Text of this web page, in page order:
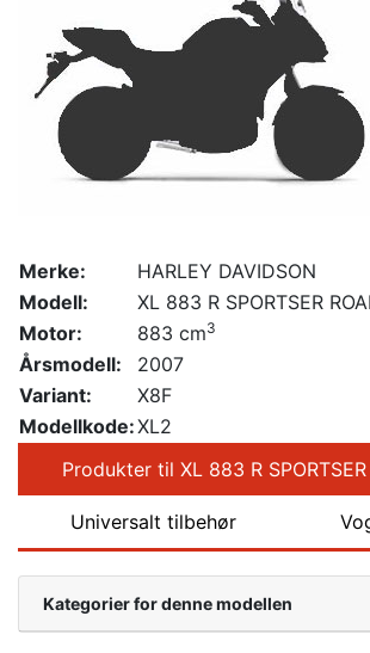
Merke:
HARLEY DAVIDSON
Modell:
XL 883 R SPORTSER
Motor:
883 cm3
Årsmodell:
2007
Variant:
X8F
Modellkode:XL2
Produkter til XL 883 R SPORTSER
Universalt tilbehør
Kategorier for denne modellen